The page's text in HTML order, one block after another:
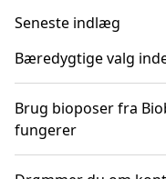
Seneste indlæg
Bæredygtige valg
Brug bioposer fra
fungerer